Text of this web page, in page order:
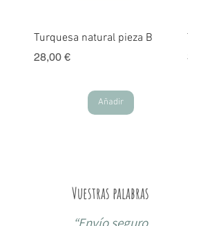
Turquesa natural pieza B
Precio
28,00 €
Añadir
Precio
30,00 €
Vuestras palabras